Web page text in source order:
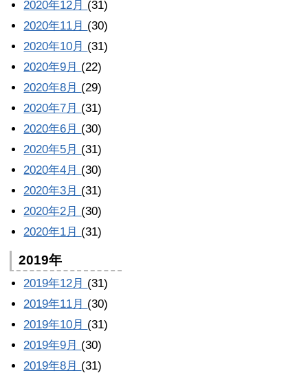
2020年12月 (31)
2020年11月 (30)
2020年10月 (31)
2020年9月 (22)
2020年8月 (29)
2020年7月 (31)
2020年6月 (30)
2020年5月 (31)
2020年4月 (30)
2020年3月 (31)
2020年2月 (30)
2020年1月 (31)
2019年
2019年12月 (31)
2019年11月 (30)
2019年10月 (31)
2019年9月 (30)
2019年8月 (31)